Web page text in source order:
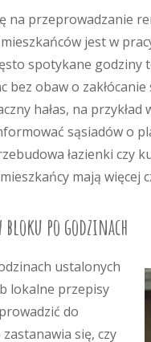
na przeprowadzanie
jest w
spotykane
bez obaw o
hałas, na
sąsiadów o
łazienki czy
mają więcej
po godzinach
ustalonych
lokalne przepisy
do
się, czy